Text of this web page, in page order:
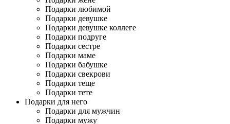
Подарки любимой
Подарки девушке
Подарки девушке коллеге
Подарки подруге
Подарки сестре
Подарки маме
Подарки бабушке
Подарки свекрови
Подарки теще
Подарки тете
Подарки для него
Подарки для мужчин
Подарки мужу